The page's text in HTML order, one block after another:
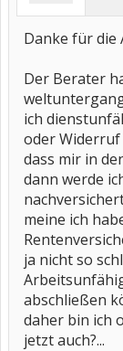
Danke für die
Der Berater
ich
oder Widerruf
dass mir in
dann werde
meine ich
ja nicht so
abschließen
daher bin ich
jetzt auch?...